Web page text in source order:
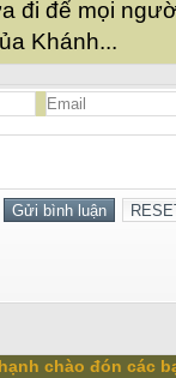
đi để mọi
Khánh...
chào đón các